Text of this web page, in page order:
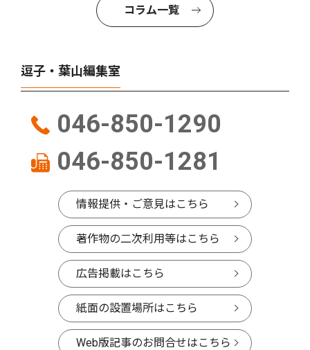
コラム一覧
逗子・葉山編集室
046-850-1290
046-850-1281
情報提供・ご意見はこちら
著作物の二次利用等はこちら
広告掲載はこちら
紙面の設置場所はこちら
Web版記事のお問合せはこちら